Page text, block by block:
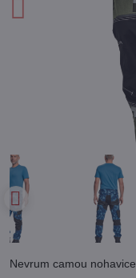
Nevrum camou nohavice